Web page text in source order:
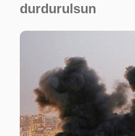
durdurulsun